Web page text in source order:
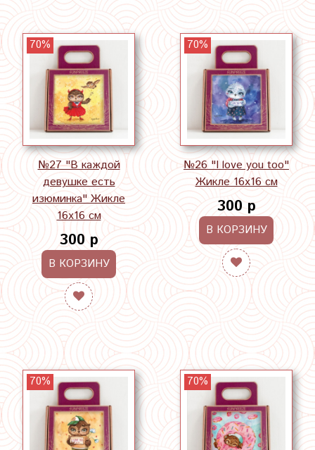
70%
№27 "В каждой
девушке есть
изюминка" Жикле
16х16 см
300 р
В КОРЗИНУ
70%
№26 "I love you too"
Жикле 16х16 см
300 р
В КОРЗИНУ
70% 70%